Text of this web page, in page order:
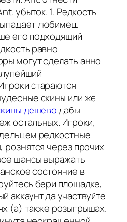
убыток. 1. Редкость
любимец,
его подходящий
равно
могут сделать анно
стараются
скины или же
дешеводабы
остальных. Игроки,
редкостные
рознятся через прочих
шансы выражать
состояние в
бери площадке,
аккаунт да участвуйте
(а) также розыгрышах.